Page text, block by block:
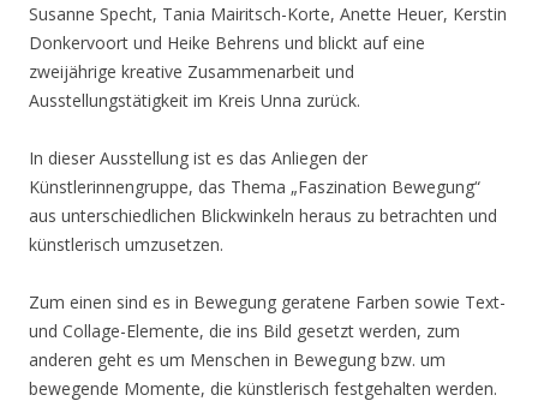
Susanne Specht, Tania Mairitsch-Korte, Anette Heuer, Kerstin
Donkervoort und Heike Behrens und blickt auf eine
zweijährige kreative Zusammenarbeit und
Ausstellungstätigkeit im Kreis Unna zurück.
In dieser Ausstellung ist es das Anliegen der
Künstlerinnengruppe, das Thema „Faszination Bewegung“
aus unterschiedlichen Blickwinkeln heraus zu betrachten und
künstlerisch umzusetzen.
Zum einen sind es in Bewegung geratene Farben sowie Text-
und Collage-Elemente, die ins Bild gesetzt werden, zum
anderen geht es um Menschen in Bewegung bzw. um
bewegende Momente, die künstlerisch festgehalten werden.